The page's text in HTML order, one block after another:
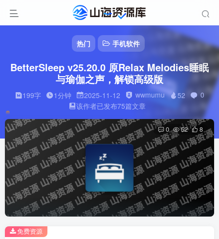
热门 手机软件
BetterSleep v25.20.0 原Relax Melodies睡眠
与瑜伽之声，解锁高级版
199字 1分钟 2025-11-12 wwmumu 52
0
该作者已发布75篇文章
0 52 8
免费资源